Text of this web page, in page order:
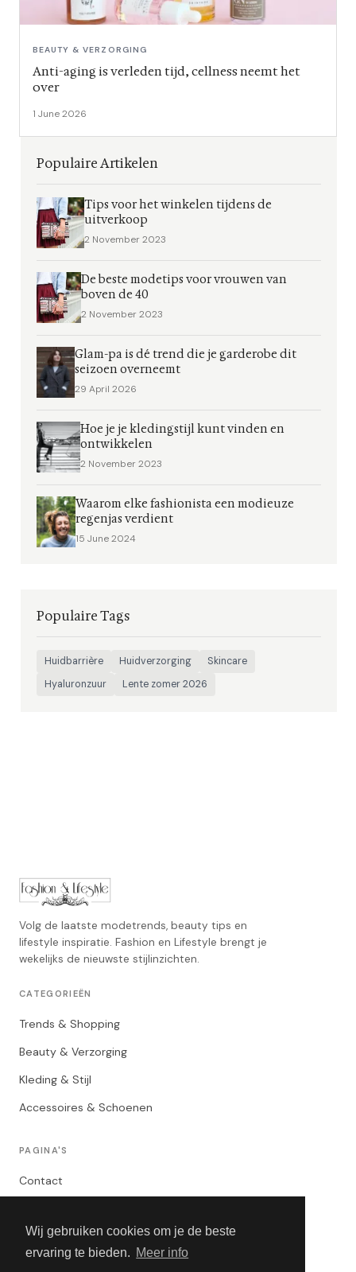
Wij gebruiken cookies om je de beste
ervaring te bieden. Meer info
BEAUTY & VERZORGING
Anti-aging is verleden tijd, cellness neemt het
over
1 June 2026
Populaire Artikelen
Tips voor het winkelen tijdens de
uitverkoop
2 November 2023
De beste modetips voor vrouwen van
boven de 40
2 November 2023
Glam-pa is dé trend die je garderobe dit
seizoen overneemt
29 April 2026
Hoe je je kledingstijl kunt vinden en
ontwikkelen
2 November 2023
Waarom elke fashionista een modieuze
regenjas verdient
15 June 2024
Populaire Tags
Huidbarrière Huidverzorging
Skincare
Hyaluronzuur
Lente zomer 2026
Volg de laatste modetrends, beauty tips en
lifestyle inspiratie. Fashion en Lifestyle brengt je
wekelijks de nieuwste stijlinzichten.
CATEGORIEËN
Trends & Shopping
Beauty & Verzorging
Kleding & Stijl
Accessoires & Schoenen
PAGINA'S
Contact
Algemene Voorwaarden
Adverteren